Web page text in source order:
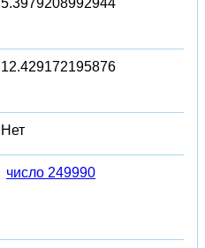
12.429172195876
Нет
число 249990